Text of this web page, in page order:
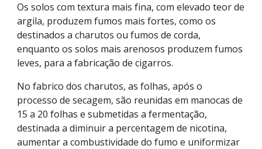
Os solos com textura mais fina, com elevado teor de
argila, produzem fumos mais fortes, como os
destinados a charutos ou fumos de corda,
enquanto os solos mais arenosos produzem fumos
leves, para a fabricação de cigarros.
No fabrico dos charutos, as folhas, após o
processo de secagem, são reunidas em manocas de
15 a 20 folhas e submetidas a fermentação,
destinada a diminuir a percentagem de nicotina,
aumentar a combustividade do fumo e uniformizar